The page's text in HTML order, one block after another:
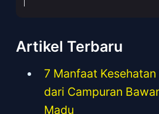
Artikel Terbaru
7 Manfaat
dari Campuran
Madu